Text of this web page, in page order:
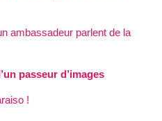
ambassadeur parlent de la
passeur d’images
!